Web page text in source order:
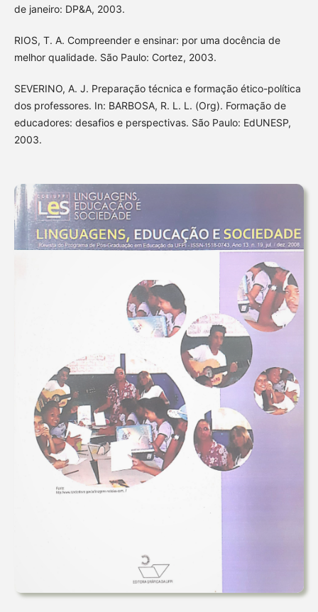
de janeiro: DP&A, 2003.
RIOS, T. A. Compreender e ensinar: por uma docência de
melhor qualidade. São Paulo: Cortez, 2003.
SEVERINO, A. J. Preparação técnica e formação ético-política
dos professores. In: BARBOSA, R. L. L. (Org). Formação de
educadores: desafios e perspectivas. São Paulo: EdUNESP,
2003.